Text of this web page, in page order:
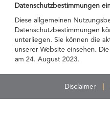
Datenschutzbestimmungen
Diese allgemeinen
Datenschutzbestimmungen
unterliegen. Sie können die
unserer Website einsehen.
am 24. August 2023.
Disclaimer